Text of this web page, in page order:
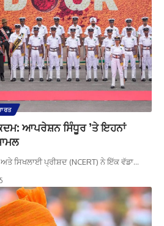
ਆਪਰੇਸ਼ਨ ਸਿੰਧੂਰ ’ਤੇ ਇਹਨਾਂ
ਸਿਖਲਾਈ ਪ੍ਰੀਸ਼ਦ (NCERT) ਨੇ ਇੱਕ ਵੱਡਾ…